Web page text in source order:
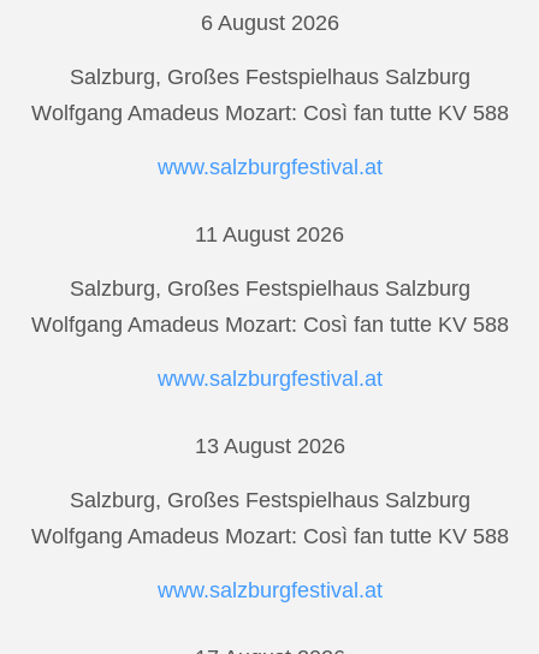
6 August 2026
Salzburg, Großes Festspielhaus Salzburg
Wolfgang Amadeus Mozart: Così fan tutte KV 588
www.salzburgfestival.at
11 August 2026
Salzburg, Großes Festspielhaus Salzburg
Wolfgang Amadeus Mozart: Così fan tutte KV 588
www.salzburgfestival.at
13 August 2026
Salzburg, Großes Festspielhaus Salzburg
Wolfgang Amadeus Mozart: Così fan tutte KV 588
www.salzburgfestival.at